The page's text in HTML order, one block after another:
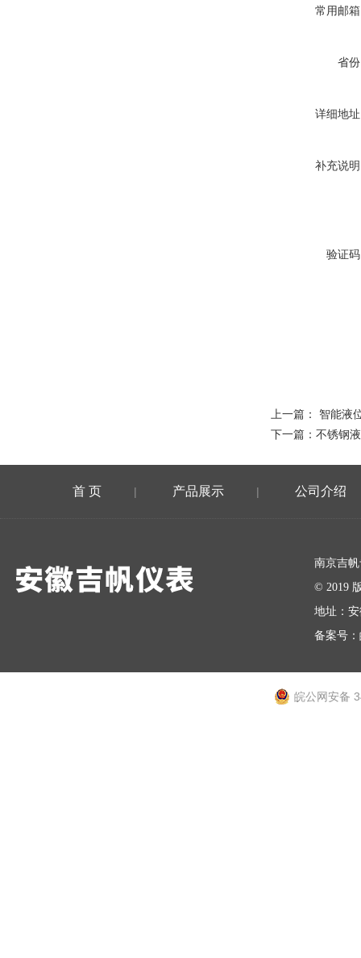
常用邮
省
详细地
补充说
验证
上一篇： 智能液
下一篇： 不锈钢
首 页 | 产品展示 | 公司介绍
南京吉
© 2019
地址：
备案号：
皖公网安备